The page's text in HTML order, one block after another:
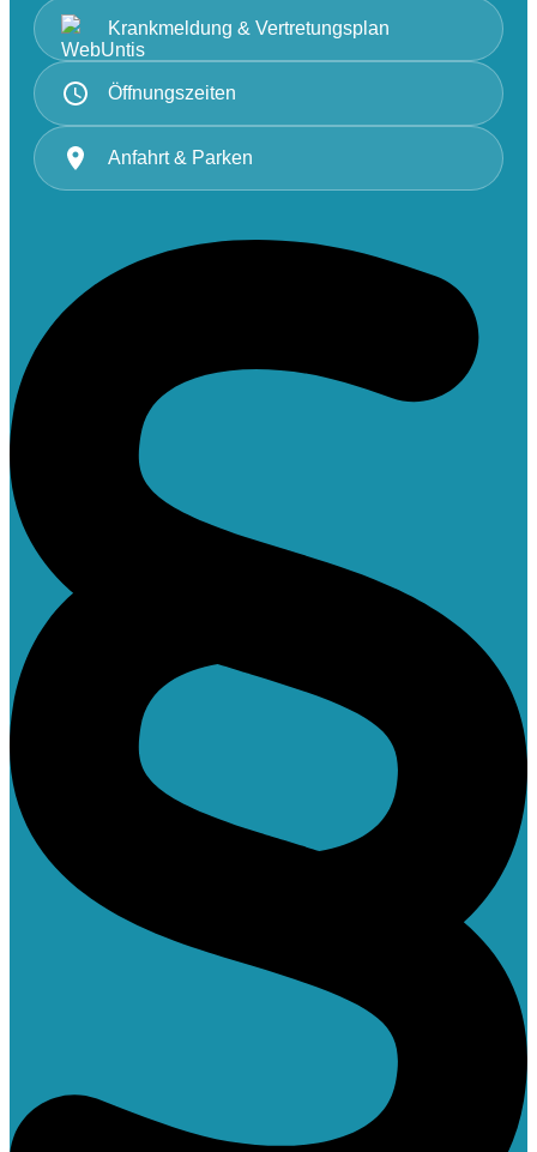
Krankmeldung & Vertretungsplan
Öffnungszeiten
Anfahrt & Parken